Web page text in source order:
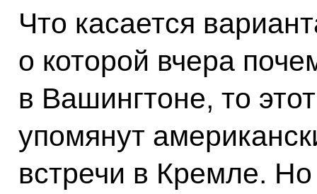
Что касается
о которой вчера
в Вашингтоне, то
упомянут
встречи в Кремле. Но